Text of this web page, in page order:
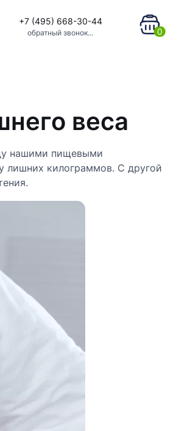
+7 (495) 668-30-44
обратный звонок... 0
веса
нашими пищевыми
лишних килограммов. С другой